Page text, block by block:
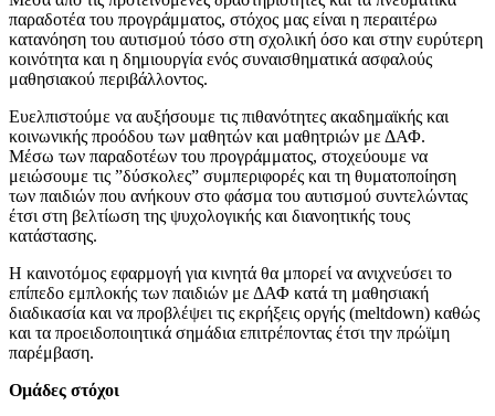
παραδοτέα του προγράμματος, στόχος μας είναι η περαιτέρω
κατανόηση του αυτισμού τόσο στη σχολική όσο και στην ευρύτερη
κοινότητα και η δημιουργία ενός συναισθηματικά ασφαλούς
μαθησιακού περιβάλλοντος.
Ευελπιστούμε να αυξήσουμε τις πιθανότητες ακαδημαϊκής και
κοινωνικής προόδου των μαθητών και μαθητριών με ΔΑΦ.
Μέσω των παραδοτέων του προγράμματος, στοχεύουμε να
μειώσουμε τις ”δύσκολες” συμπεριφορές και τη θυματοποίηση
των παιδιών που ανήκουν στο φάσμα του αυτισμού συντελώντας
έτσι στη βελτίωση της ψυχολογικής και διανοητικής τους
κατάστασης.
Η καινοτόμος εφαρμογή για κινητά θα μπορεί να ανιχνεύσει το
επίπεδο εμπλοκής των παιδιών με ΔΑΦ κατά τη μαθησιακή
διαδικασία και να προβλέψει τις εκρήξεις οργής (meltdown) καθώς
και τα προειδοποιητικά σημάδια επιτρέποντας έτσι την πρώϊμη
παρέμβαση.
Ομάδες στόχοι